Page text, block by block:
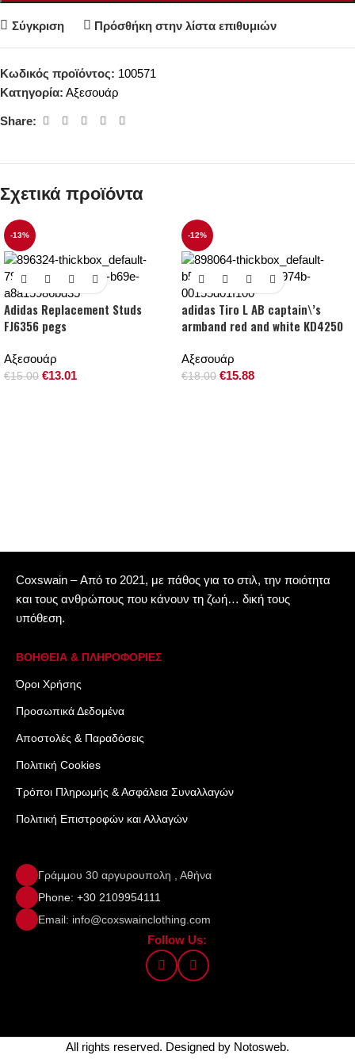
Σύγκριση Πρόσθήκη στην λίστα επιθυμιών
Κωδικός προϊόντος: 100571
Κατηγορία: Αξεσουάρ
Share:
Σχετικά προϊόντα
-13%
Adidas Replacement Studs
FJ6356 pegs
Αξεσουάρ
€15.00 €13.01
-12%
adidas Tiro L AB captain\’s
armband red and white KD4250
Αξεσουάρ
€18.00 €15.88
Coxswain – Από το 2021, με πάθος για το στιλ, την ποιότητα
και τους ανθρώπους που κάνουν τη ζωή… δική τους
υπόθεση.
ΒΟΗΘΕΙΑ & ΠΛΗΡΟΦΟΡΙΕΣ
Όροι Xρήσης
Προσωπικά Δεδομένα
Αποστολές & Παραδόσεις
Πολιτική Cookies
Τρόποι Πληρωμής & Ασφάλεια Συναλλαγών
Πολιτική Επιστροφών και Αλλαγών
Γράμμου 30 αργυρουπολη , Αθήνα
Phone: +30 2109954111
Email: info@coxswainclothing.com
Follow Us:
All rights reserved. Designed by Notosweb.